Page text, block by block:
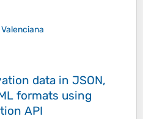
data in JSON,
formats using
API